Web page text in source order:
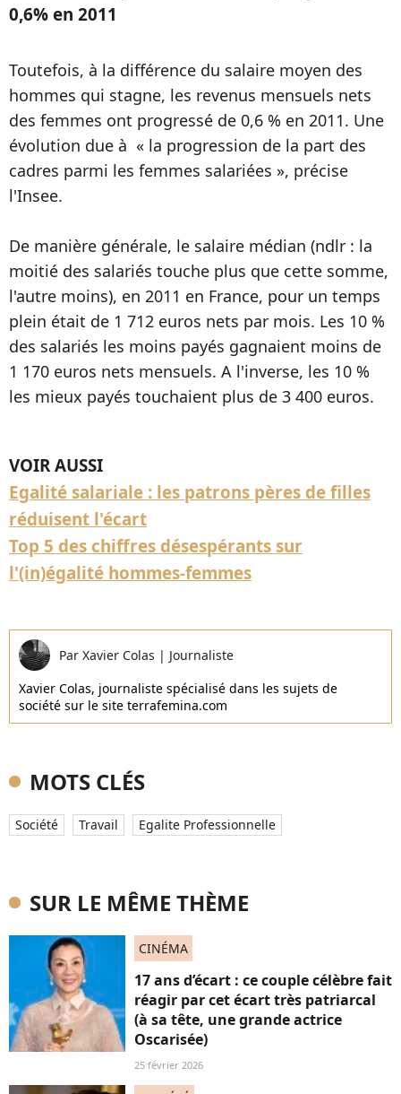
0,6% en 2011
Toutefois, à la différence du salaire moyen des
hommes qui stagne, les revenus mensuels nets
des femmes ont progressé de 0,6 % en 2011. Une
évolution due à « la progression de la part des
cadres parmi les femmes salariées », précise
l'Insee.
De manière générale, le salaire médian (ndlr : la
moitié des salariés touche plus que cette somme,
l'autre moins), en 2011 en France, pour un temps
plein était de 1 712 euros nets par mois. Les 10 %
des salariés les moins payés gagnaient moins de
1 170 euros nets mensuels. A l'inverse, les 10 %
les mieux payés touchaient plus de 3 400 euros.
VOIR AUSSI
Egalité salariale : les patrons pères de filles
réduisent l'écart
Top 5 des chiffres désespérants sur
l'(in)égalité hommes-femmes
Par Xavier Colas | Journaliste
Xavier Colas, journaliste spécialisé dans les sujets de
société sur le site terrafemina.com
MOTS CLÉS
Société Travail Egalite Professionnelle
SUR LE MÊME THÈME
CINÉMA
17 ans d’écart : ce couple célèbre fait
réagir par cet écart très patriarcal
(à sa tête, une grande actrice
Oscarisée)
25 février 2026